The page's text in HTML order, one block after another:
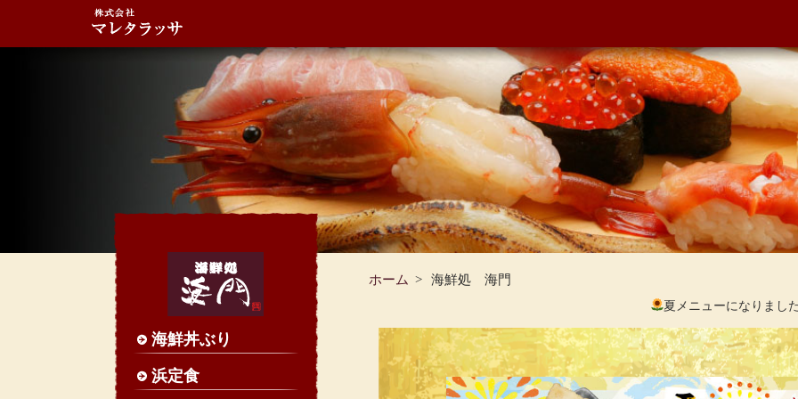
ホーム 海鮮処 海門
夏メニューになりまし
海鮮丼ぶり
浜定食